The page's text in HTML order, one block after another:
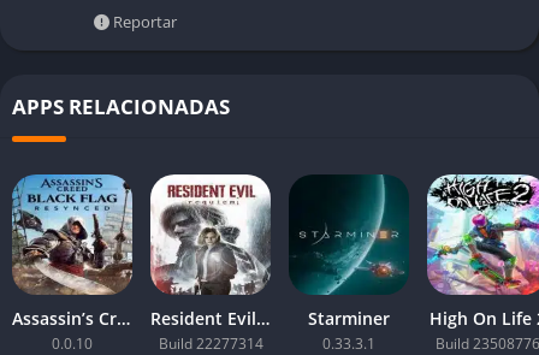
Reportar
APPS RELACIONADAS
Assassin’s Creed Black Flag Resynced
0.0.10
Resident Evil Requiem
Build 22277314
Starminer
0.33.3.1
High On Life
Build 23508776